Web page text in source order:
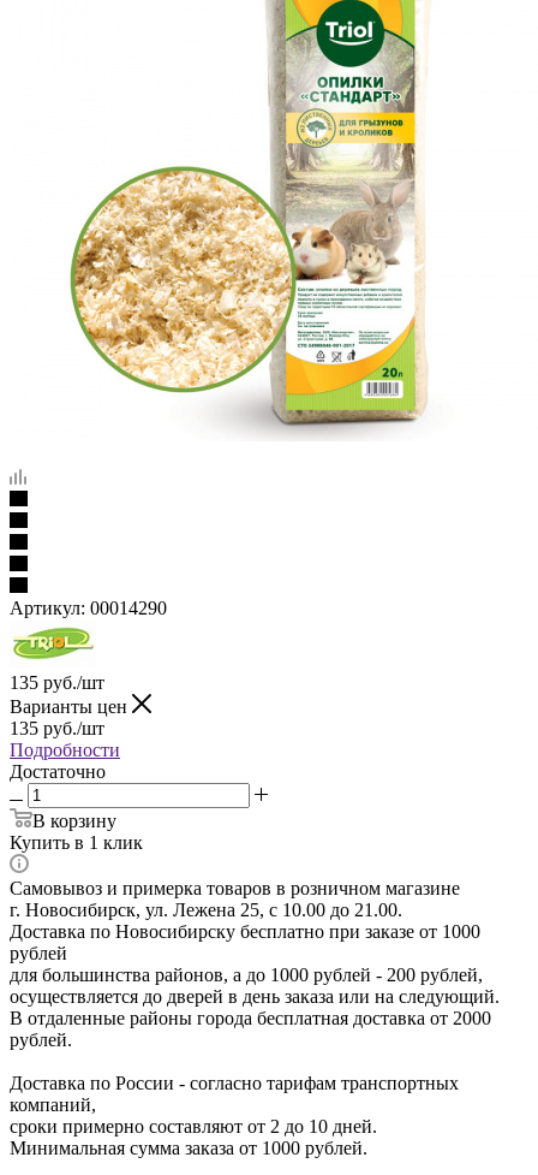
Артикул: 00014290
135 руб./шт
Варианты цен
135 руб./шт
Подробности
Достаточно
В корзину
Купить в 1 клик
Самовывоз и примерка товаров в розничном магазине
г. Новосибирск, ул. Лежена 25, с 10.00 до 21.00.
Доставка по Новосибирску бесплатно при заказе от 1000
рублей
для большинства районов, а до 1000 рублей - 200 рублей,
осуществляется до дверей в день заказа или на следующий.
В отдаленные районы города бесплатная доставка от 2000
рублей.
Доставка по России - согласно тарифам транспортных
компаний,
сроки примерно составляют от 2 до 10 дней.
Минимальная сумма заказа от 1000 рублей.